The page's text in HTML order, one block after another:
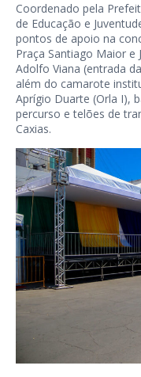
Coordenado pela
de Educação e
pontos de apoio na
Praça Santiago Maior e
Adolfo Viana (entrada
além do camarote
Aprígio Duarte (Orla I),
percurso e telões de
Caxias.